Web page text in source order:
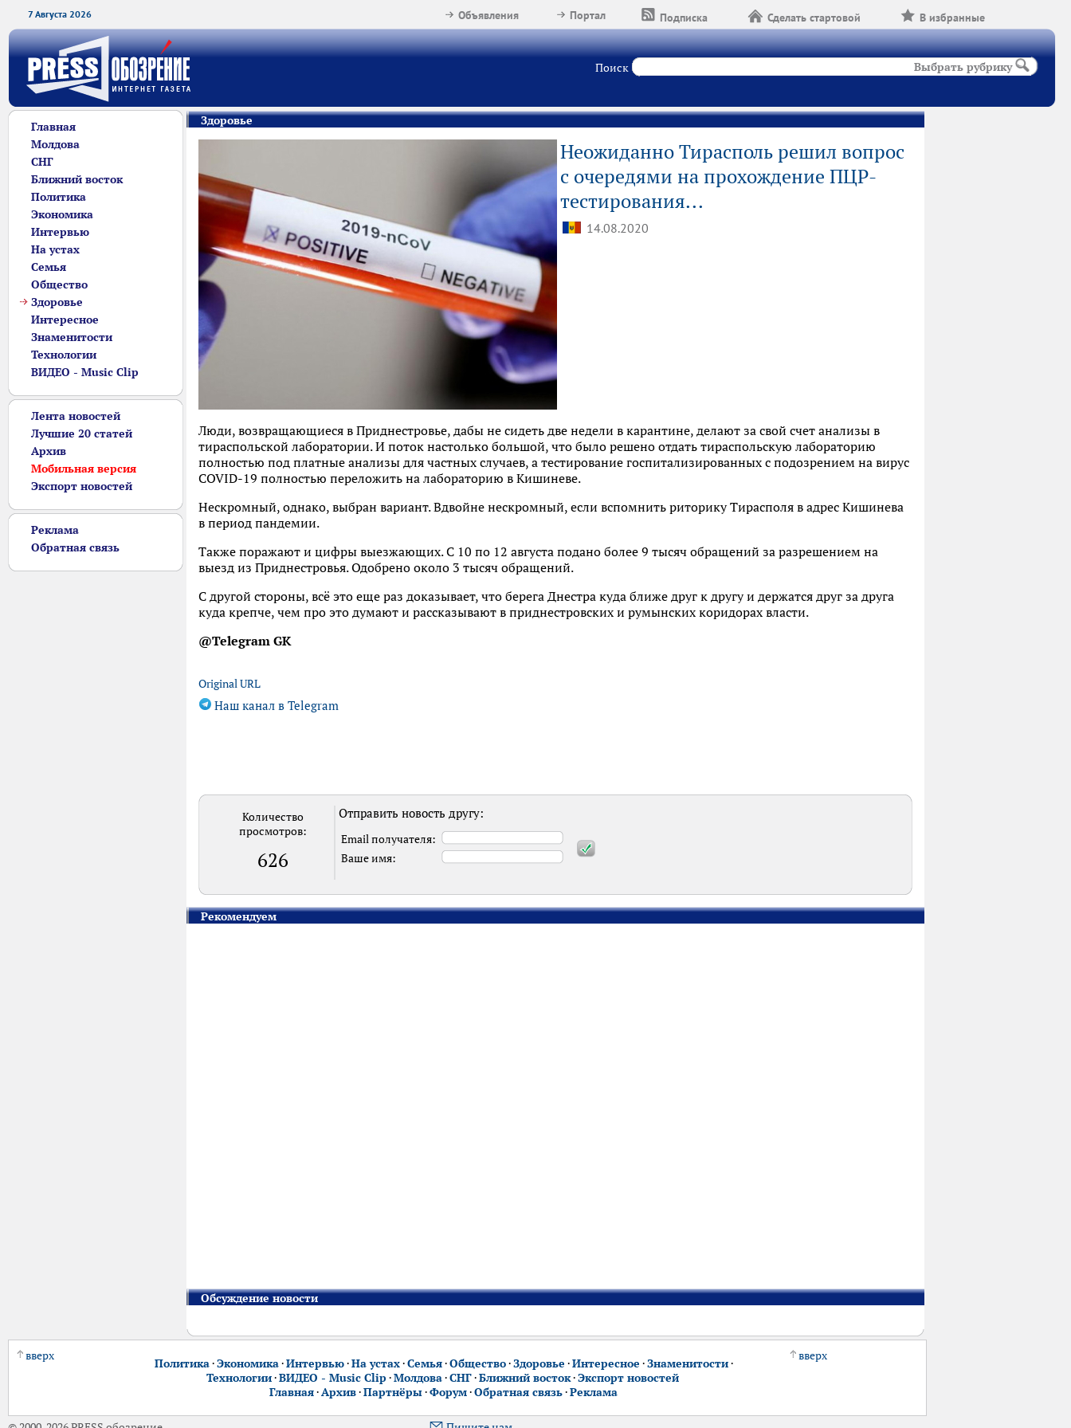
7 Августа 2026 В избранные
Сделать стартовой
Подписка
Портал
Объявления
Поиск Выбрать рубрику
Главная
Молдова
СНГ
Ближний восток
Политика
Экономика
Интервью
На устах
Семья
Общество
Здоровье
Интересное
Знаменитости
Технологии
ВИДЕО - Music Clip
Лента новостей
Лучшие 20 статей
Архив
Мобильная версия
Экспорт новостей
Реклама
Обратная связь
Здоровье
Неожиданно Тирасполь решил вопрос
с очередями на прохождение ПЦР-
тестирования...
14.08.2020
Люди, возвращающиеся в Приднестровье, дабы не сидеть две недели в карантине, делают за свой счет анализы в
тираспольской лаборатории. И поток настолько большой, что было решено отдать тираспольскую лабораторию
полностью под платные анализы для частных случаев, а тестирование госпитализированных с подозрением на вирус
COVID-19 полностью переложить на лабораторию в Кишиневе.
Нескромный, однако, выбран вариант. Вдвойне нескромный, если вспомнить риторику Тирасполя в адрес Кишинева
в период пандемии.
Также поражают и цифры выезжающих. С 10 по 12 августа подано более 9 тысяч обращений за разрешением на
выезд из Приднестровья. Одобрено около 3 тысяч обращений.
С другой стороны, всё это еще раз доказывает, что берега Днестра куда ближе друг к другу и держатся друг за друга
куда крепче, чем про это думают и рассказывают в приднестровских и румынских коридорах власти.
@Telegram GK
Original URL
Наш канал в Telegram
Количество
просмотров:
626
Отправить новость другу:
Email получателя:
Ваше имя:
Рекомендуем
Обсуждение новости
вверх
Политика·Экономика·Интервью·На устах·Семья·Общество·Здоровье ·Интересное ·Знаменитости·
Технологии·ВИДЕО - Music Clip ·Молдова·СНГ·Ближний восток·Экспорт новостей
Главная·Архив·Партнёры·Форум·Обратная связь·Реклама
вверх